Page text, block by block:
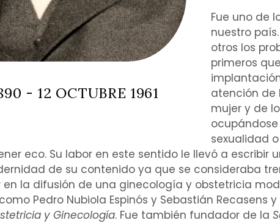
- 12 OCTUBRE 1961
Fue uno de
nuestro
otros los
primeros
atención de
mujer y de
sexualidad
eco. Su labor en este sentido le llevó a escribir
de su contenido ya que se consideraba
la difusión de una ginecología y obstetricia
Pedro Nubiola Espinós y Sebastián Recasens
y Ginecología. Fue también fundador de la